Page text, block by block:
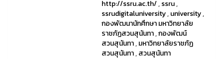
http://ssru.ac.th/,ssru,
ssrudigitaluniversity,university,
กองพัฒนานักศึกษา มหาวิทยาลัย
ราชภัฏสวนสุนันทา,กองพัฒน์
สวนสุนันทา,มหาวิทยาลัยราชภัฏ
สวนสุนันทา,สวนสุนันทา